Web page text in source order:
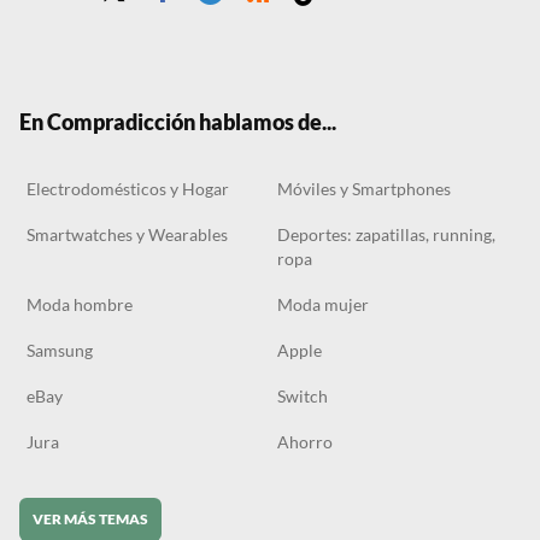
En Compradicción hablamos de...
Electrodomésticos y Hogar Móviles y Smartphones
Smartwatches y Wearables
Deportes: zapatillas, running,
ropa
Moda hombre Moda mujer
Samsung Apple
eBay Switch
Jura Ahorro
VER MÁS TEMAS